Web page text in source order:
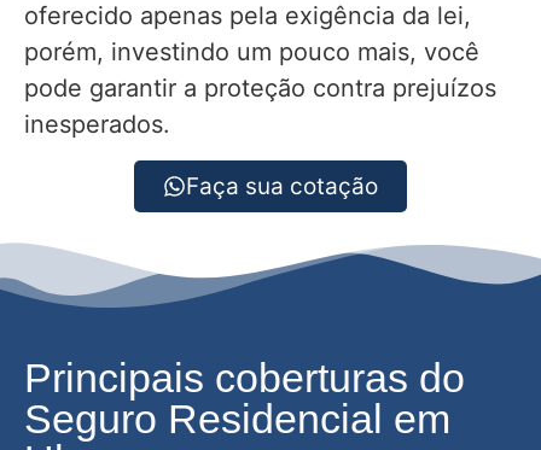
oferecido apenas pela exigência da lei,
porém, investindo um pouco mais, você
pode garantir a proteção contra prejuízos
inesperados.
Faça sua cotação
Principais coberturas do
Seguro Residencial em